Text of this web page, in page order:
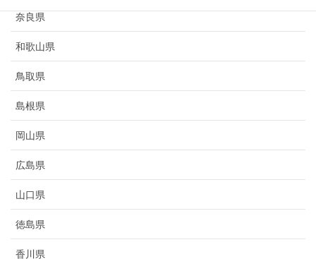
奈良県
和歌山県
鳥取県
島根県
岡山県
広島県
山口県
徳島県
香川県